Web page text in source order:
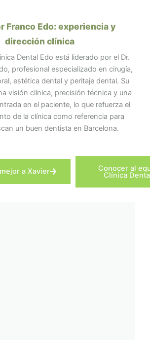
Franco Edo: experiencia y
dirección clínica
Dental Edo está liderado por el Dr.
profesional especializado en cirugía,
estética dental y peritaje dental. Su
visión clínica, precisión técnica y una
en el paciente, lo que refuerza el
de la clínica como referencia para
un buen dentista en Barcelona.
a Xavier Conocer al
Clínica